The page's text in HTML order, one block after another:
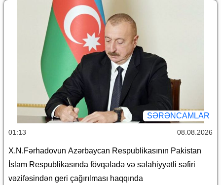
SƏRƏNCAMLAR
01:13 08.08.2026
X.N.Fərhadovun Azərbaycan Respublikasının Pakistan
İslam Respublikasında fövqəladə və səlahiyyətli səfiri
vəzifəsindən geri çağırılması haqqında